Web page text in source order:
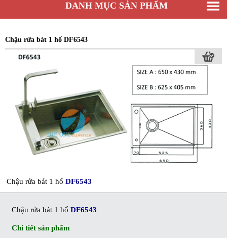
CATALOG SẢN PHẨMDANH MỤC SẢN PHẨM
Chậu rửa bát 1 hố DF6543
Chậu rửa bát 1 hốDF6543
Chậu rửa bát 1 hốDF6543
Chi tiết sản phẩm